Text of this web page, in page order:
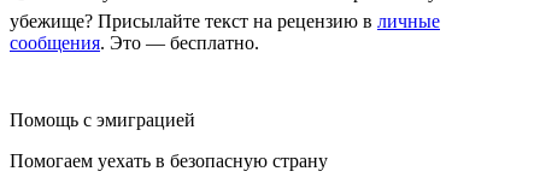
убежище? Присылайте текст на рецензию в личные
сообщения. Это — бесплатно.
Помощь с эмиграцией
Помогаем уехать в безопасную страну